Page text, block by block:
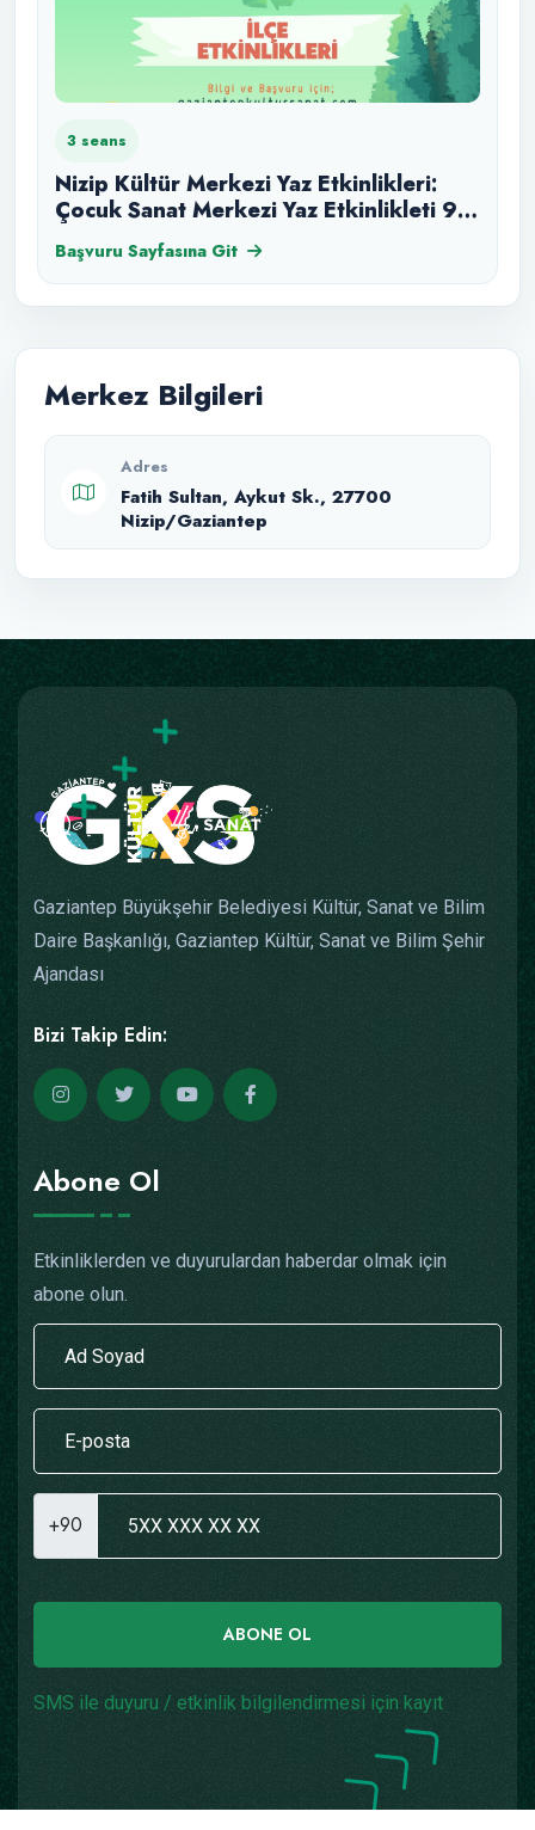
3 seans
Nizip Kültür Merkezi Yaz Etkinlikleri:
Çocuk Sanat Merkezi Yaz Etkinlikleti 9-
12 Yaş 14 Ağustos
Başvuru Sayfasına Git
Merkez Bilgileri
Adres
Fatih Sultan, Aykut Sk., 27700
Nizip/Gaziantep
Gaziantep Büyükşehir Belediyesi Kültür, Sanat ve Bilim
Daire Başkanlığı, Gaziantep Kültür, Sanat ve Bilim Şehir
Ajandası
Bizi Takip Edin:
Abone Ol
Etkinliklerden ve duyurulardan haberdar olmak için
abone olun.
+90
ABONE OL
SMS ile duyuru / etkinlik bilgilendirmesi için kayıt